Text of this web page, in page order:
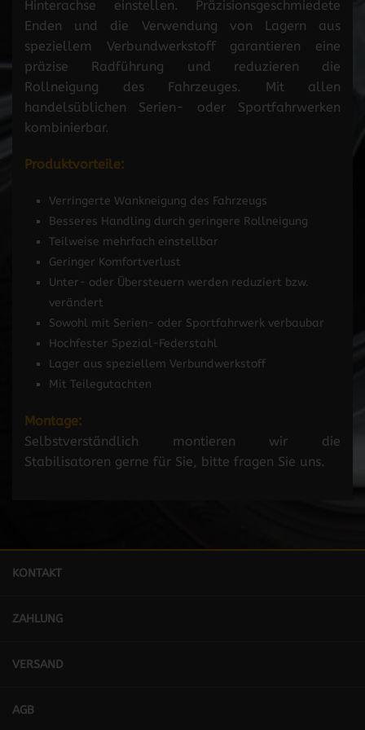
Hinterachse einstellen. Präzisionsgeschmiedete
Enden und die Verwendung von Lagern aus
speziellem Verbundwerkstoff garantieren eine
präzise Radführung und reduzieren die
Rollneigung des Fahrzeuges. Mit allen
handelsüblichen Serien- oder Sportfahrwerken
kombinierbar.
Produktvorteile:
Verringerte Wankneigung des Fahrzeugs
Besseres Handling durch geringere Rollneigung
Teilweise mehrfach einstellbar
Geringer Komfortverlust
Unter- oder Übersteuern werden reduziert bzw.
verändert
Sowohl mit Serien- oder Sportfahrwerk verbaubar
Hochfester Spezial-Federstahl
Lager aus speziellem Verbundwerkstoff
Mit Teilegutachten
Montage:
Selbstverständlich montieren wir die
Stabilisatoren gerne für Sie, bitte fragen Sie uns.
KONTAKT
ZAHLUNG
VERSAND
AGB